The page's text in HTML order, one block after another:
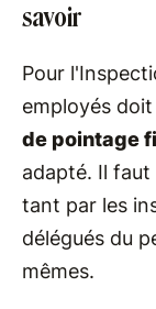
savoir
Pour
employés
de pointage
adapté. Il
tant par les
délégués du
mêmes.